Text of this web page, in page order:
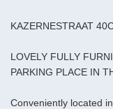
KAZERNESTRAAT
LOVELY FULLY
PARKING PLACE IN
Conveniently located